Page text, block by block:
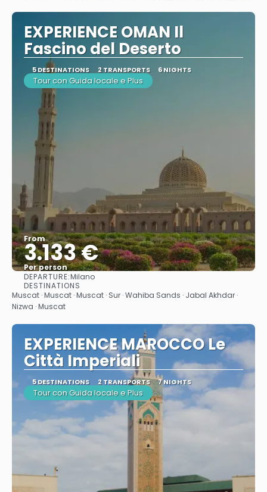
EXPERIENCE OMAN Il
Fascino del Deserto
5 DESTINATIONS 2 TRANSPORTS 6 NIGHTS
Tour con Guida locale e Plus
From
3.133 €
Per person
DEPARTURE:Milano
DESTINATIONS
Muscat · Muscat · Muscat · Sur · Wahiba Sands · Jabal Akhdar ·
Nizwa · Muscat
EXPERIENCE MAROCCO Le
Città Imperiali
5 DESTINATIONS 2 TRANSPORTS 7 NIGHTS
Tour con Guida locale e Plus